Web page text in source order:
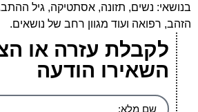
בנושאי: נשים, תזונה, אסתטיקה, גיל
הזהב, רפואה ועוד מגוון רחב של נושאים.
לקבלת עזרה או
השאירו הודעה